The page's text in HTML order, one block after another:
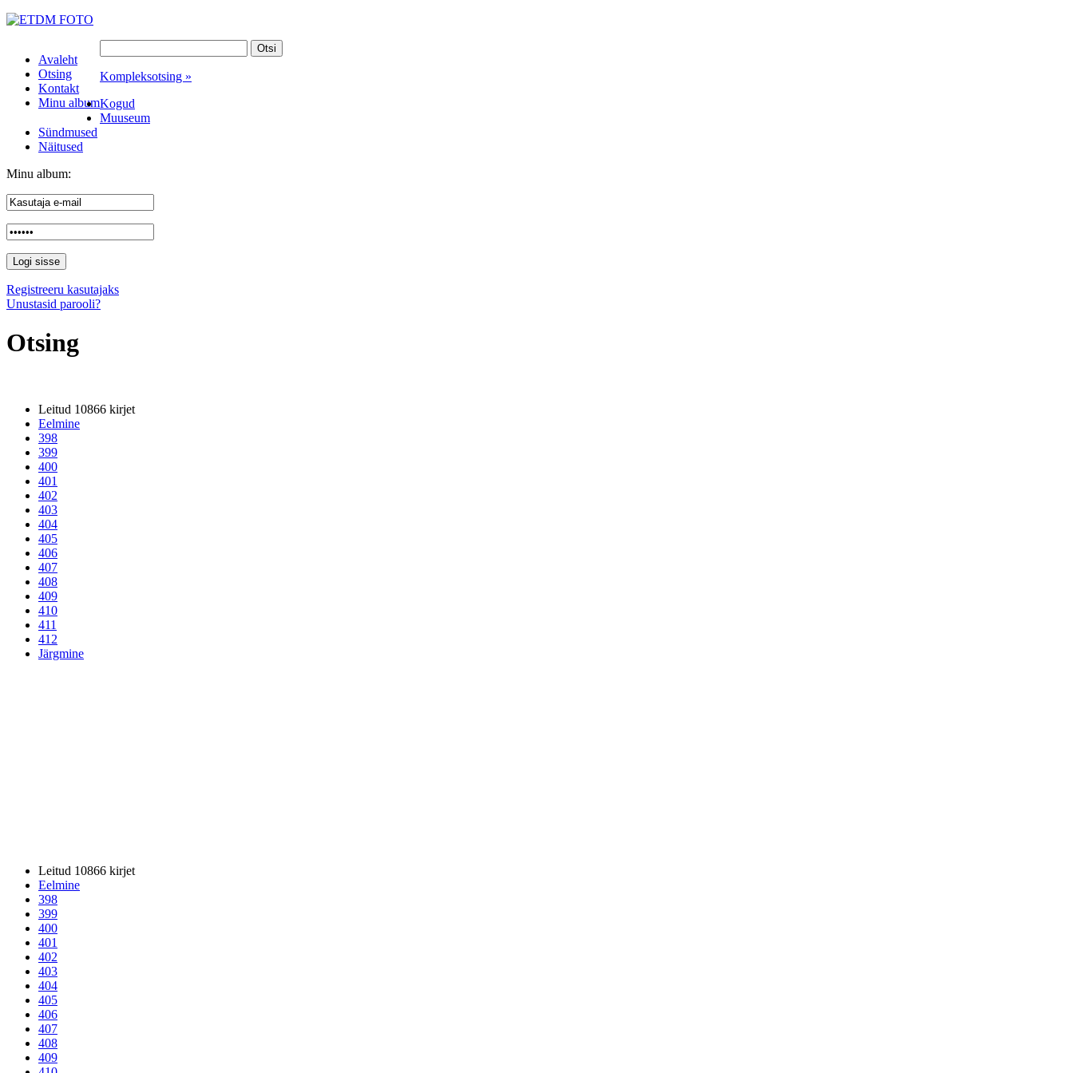
Avaleht
Otsing
Kontakt
Minu album
Kompleksotsing »
Kogud
Muuseum
Sündmused
Näitused
Minu album:
Registreeru kasutajaks
Unustasid parooli?
Otsing
Leitud 10866 kirjet
Eelmine
398
399
400
401
402
403
404
405
406
407
408
409
410
411
412
Järgmine
Leitud 10866 kirjet
Eelmine
398
399
400
401
402
403
404
405
406
407
408
409